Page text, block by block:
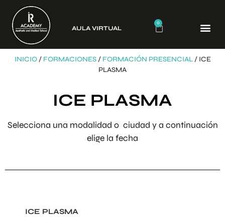
AULA VIRTUAL
0
INICIO/ FORMACIONES/ FORMACIÓN PRESENCIAL/ ICE
PLASMA
ICE PLASMA
Selecciona una modalidad o ciudad y a continuación
elige la fecha
ICE PLASMA